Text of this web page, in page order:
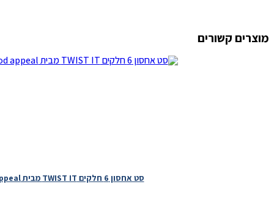
מוצרים קשורים
סט אחסון 6 חלקים TWIST IT מבית Food appeal